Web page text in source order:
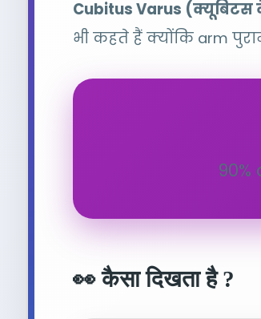
Cubitus Varus (क्यूबिटस
भी कहते हैं क्योंकि arm
👀 कैसा दिखता है ?